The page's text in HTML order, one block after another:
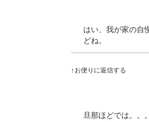
はい、我が家の自
どね。
↑お便りに返信する
旦那ほどでは。。